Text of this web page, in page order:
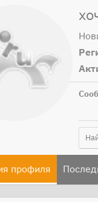
профиля